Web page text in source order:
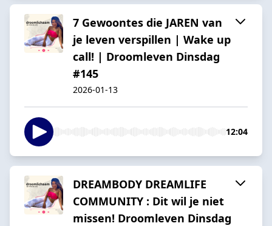
7 Gewoontes die JAREN van
je leven verspillen | Wake up
call! | Droomleven Dinsdag
#145
2026-01-13
12:04
DREAMBODY DREAMLIFE
COMMUNITY : Dit wil je niet
missen! Droomleven Dinsdag